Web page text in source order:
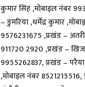
कुमार सिंह ,मोबाइल नंबर
– डुमरिया ,धर्मेंद्र कुमार
9576231675 ,प्रखंड –
911720 2920 ,प्रखंड –
9955262837, प्रखंड –
,मोबाइल नंबर